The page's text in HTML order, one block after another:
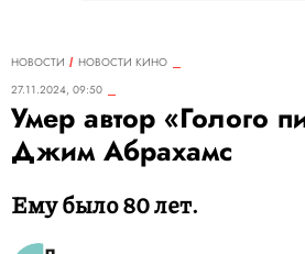
НОВОСТИ
НОВОСТИ КИНО
27.11.2024, 09:50
Умер автор «Голого
Джим Абрахамс
Ему было 80 лет.